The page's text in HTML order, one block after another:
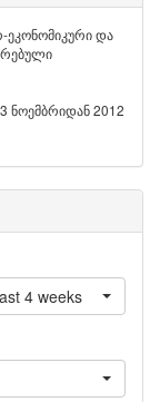
ეკონომიკური და
ნოემბრიდან 2012
4 weeks